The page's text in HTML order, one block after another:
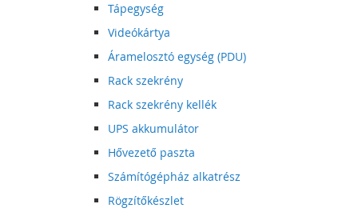
Tápegység
Videókártya
Áramelosztó egység (PDU)
Rack szekrény
Rack szekrény kellék
UPS akkumulátor
Hővezető paszta
Számítógépház alkatrész
Rögzítőkészlet